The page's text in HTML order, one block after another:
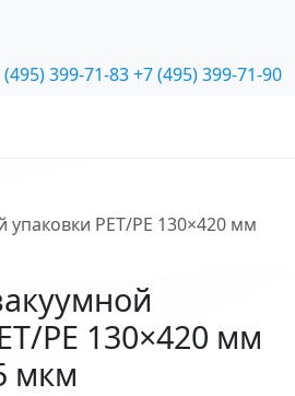
(495) 399-71-83+7 (495) 399-71-90
упаковки PET/PE 130×420 мм
PE 130×420 мм
мкм